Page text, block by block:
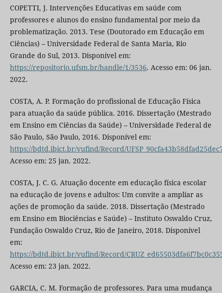
COPETTI, J. Intervenções Educativas em saúde com
professores e alunos do ensino fundamental por meio da
problematização. 2013. Tese (Doutorado em Educação em
Ciências) – Universidade Federal de Santa Maria, Rio
Grande do Sul, 2013. Disponível em:
https://repositorio.ufsm.br/handle/1/3536. Acesso em: 06 jan.
2022.
COSTA, A. P. Formação do profissional de Educação Física
para atuação da saúde pública. 2016. Dissertação (Mestrado
em Ensino em Ciências da Saúde) – Universidade Federal de
São Paulo, São Paulo, 2016. Disponível em:
https://bdtd.ibict.br/vufind/Record/
Acesso em: 25 jan. 2022.
COSTA, J. C. G. Atuação docente em educação física escolar
na educação de jovens e adultos: Um convite a ampliar as
ações de promoção da saúde. 2018. Dissertação (Mestrado
em Ensino em Biociências e Saúde) – Instituto Oswaldo Cruz,
Fundação Oswaldo Cruz, Rio de Janeiro, 2018. Disponível
em:
https://bdtd.ibict.br/vufind/Record/
Acesso em: 23 jan. 2022.
GARCIA, C. M. Formação de professores. Para uma mudança